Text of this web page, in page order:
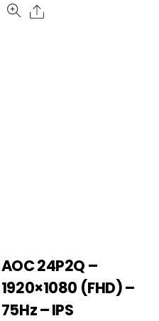
Share
AOC 24P2Q –
1920×1080 (FHD) –
75Hz – IPS